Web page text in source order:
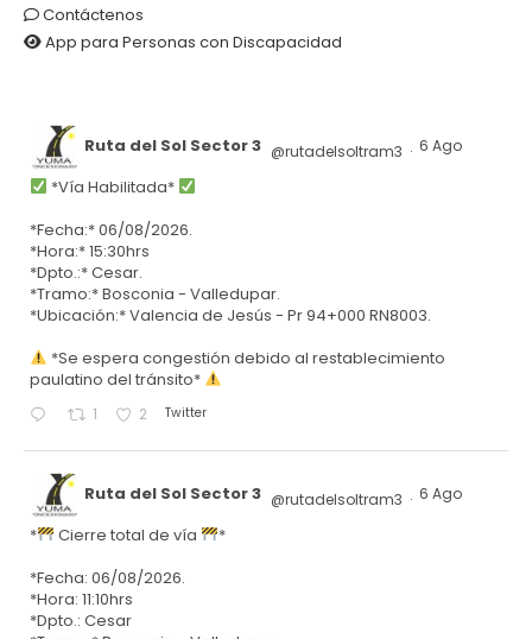
Contáctenos
App para Personas con Discapacidad
Ruta del Sol Sector 3 @rutadelsoltram3 · 6 Ago
*Vía Habilitada*
*Fecha:* 06/08/2026.
*Hora:* 15:30hrs
*Dpto.:* Cesar.
*Tramo:* Bosconia - Valledupar.
*Ubicación:* Valencia de Jesús - Pr 94+000 RN8003.
*Se espera congestión debido al restablecimiento
paulatino del tránsito*
1 2 Twitter
Ruta del Sol Sector 3 @rutadelsoltram3 · 6 Ago
* Cierre total de vía
*
*Fecha: 06/08/2026.
*Hora: 11:10hrs
*Dpto.: Cesar